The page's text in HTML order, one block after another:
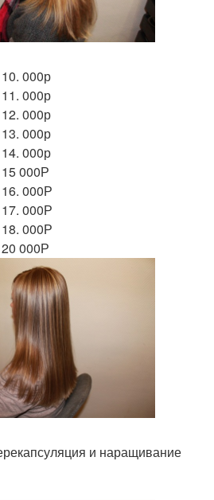
000р
000р
000р
000р
000р
000Р
000Р
000Р
000Р
000Р
и наращивание